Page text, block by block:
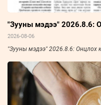
"Зууны мэдээ" 2026.8.6:
2026-08-06
"Зууны мэдээ" 2026.8.6: Онцлох